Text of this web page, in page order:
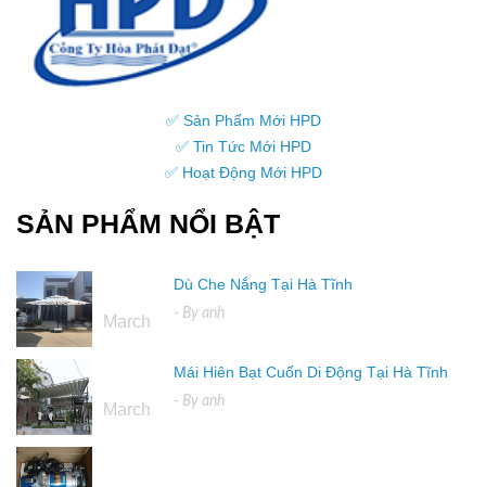
✅ Sản Phẩm Mới HPD
✅ Tin Tức Mới HPD
✅ Hoạt Động Mới HPD
SẢN PHẨM NỔI BẬT
March
Dù Che Nắng Tại Hà Tĩnh
- By anh
March
Mái Hiên Bạt Cuốn Di Động Tại Hà Tĩnh
- By anh